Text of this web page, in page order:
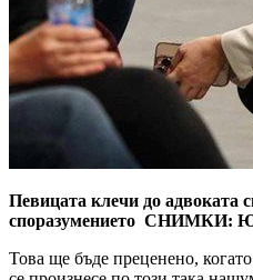
Певицата клечи до адвоката
споразумението СНИМКИ:
Това ще бъде преценено,